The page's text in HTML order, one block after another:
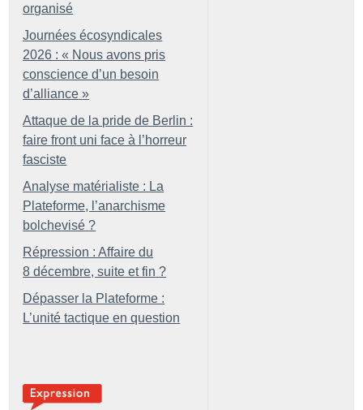
organisé
Journées écosyndicales
2026 : « Nous avons pris
conscience d’un besoin
d’alliance »
Attaque de la pride de Berlin :
faire front uni face à l’horreur
fasciste
Analyse matérialiste : La
Plateforme, l’anarchisme
bolchevisé ?
Répression : Affaire du
8 décembre, suite et fin ?
Dépasser la Plateforme :
L’unité tactique en question